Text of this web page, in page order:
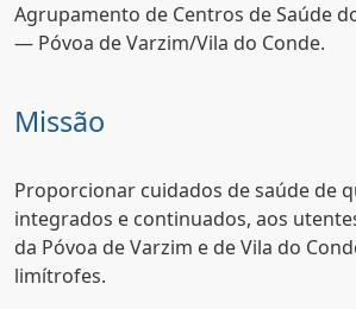
Agrupamento de Centros de Saúde
— Póvoa de Varzim/Vila do Conde.
Missão
Proporcionar cuidados de saúde de
integrados e continuados, aos
da Póvoa de Varzim e de Vila do
limítrofes.